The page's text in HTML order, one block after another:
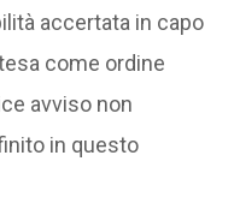
accertata in capo
come ordine
avviso non
in questo